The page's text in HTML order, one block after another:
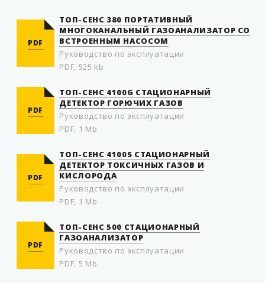
PDF
ТОП-СЕНС 380 ПОРТАТИВНЫЙ
МНОГОКАНАЛЬНЫЙ ГАЗОАНАЛИЗАТОР СО
ВСТРОЕННЫМ НАСОСОМ
Руководство по эксплуатации
PDF, 525 kb
PDF
ТОП-СЕНС 4100G СТАЦИОНАРНЫЙ
ДЕТЕКТОР ГОРЮЧИХ ГАЗОВ
Руководство по эксплуатации
PDF, 1 Mb
PDF
ТОП-СЕНС 4100S СТАЦИОНАРНЫЙ
ДЕТЕКТОР ТОКСИЧНЫХ ГАЗОВ И
КИСЛОРОДА
Руководство по эксплуатации
PDF, 1 Mb
PDF
ТОП-СЕНС 500 СТАЦИОНАРНЫЙ
ГАЗОАНАЛИЗАТОР
Руководство по эксплуатации
PDF, 5 Mb